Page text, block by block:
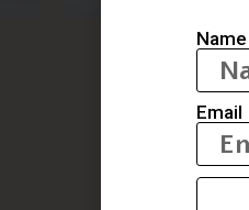
קפה שחור, הל
Name
Email